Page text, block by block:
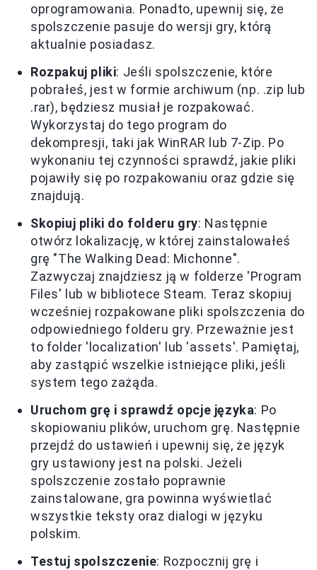
oprogramowania. Ponadto, upewnij się, że
spolszczenie pasuje do wersji gry, którą
aktualnie posiadasz.
Rozpakuj pliki: Jeśli spolszczenie, które
pobrałeś, jest w formie archiwum (np. .zip lub
.rar), będziesz musiał je rozpakować.
Wykorzystaj do tego program do
dekompresji, taki jak WinRAR lub 7-Zip. Po
wykonaniu tej czynności sprawdź, jakie pliki
pojawiły się po rozpakowaniu oraz gdzie się
znajdują.
Skopiuj pliki do folderu gry: Następnie
otwórz lokalizację, w której zainstalowałeś
grę "The Walking Dead: Michonne".
Zazwyczaj znajdziesz ją w folderze 'Program
Files' lub w bibliotece Steam. Teraz skopiuj
wcześniej rozpakowane pliki spolszczenia do
odpowiedniego folderu gry. Przeważnie jest
to folder 'localization' lub 'assets'. Pamiętaj,
aby zastąpić wszelkie istniejące pliki, jeśli
system tego zażąda.
Uruchom grę i sprawdź opcje języka: Po
skopiowaniu plików, uruchom grę. Następnie
przejdź do ustawień i upewnij się, że język
gry ustawiony jest na polski. Jeżeli
spolszczenie zostało poprawnie
zainstalowane, gra powinna wyświetlać
wszystkie teksty oraz dialogi w języku
polskim.
Testuj spolszczenie: Rozpocznij grę i